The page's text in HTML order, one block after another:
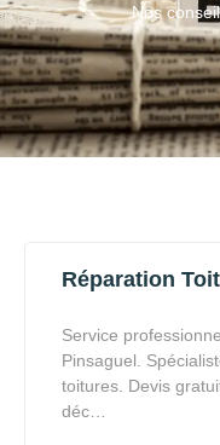
Nos
Réparation
Service
Pinsaguel.
toitures. Devis
déc…